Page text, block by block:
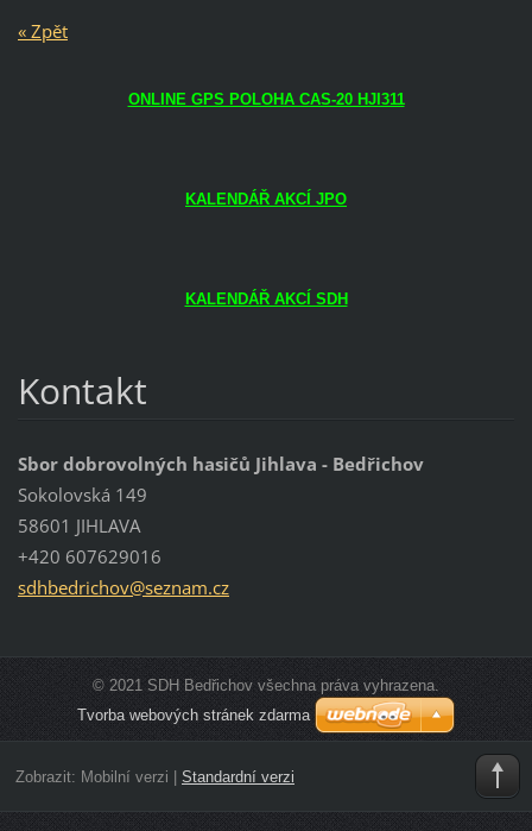
« Zpět
ONLINE GPS POLOHA CAS-20 HJI311
KALENDÁŘ AKCÍ JPO
KALENDÁŘ AKCÍ SDH
Kontakt
Sbor dobrovolných hasičů Jihlava - Bedřichov
Sokolovská 149
58601 JIHLAVA
+420 607629016
sdhbedrichov@seznam.cz
© 2021 SDH Bedřichov všechna práva vyhrazena.
Tvorba webových stránek zdarma
Zobrazit: Mobilní verzi Standardní verzi